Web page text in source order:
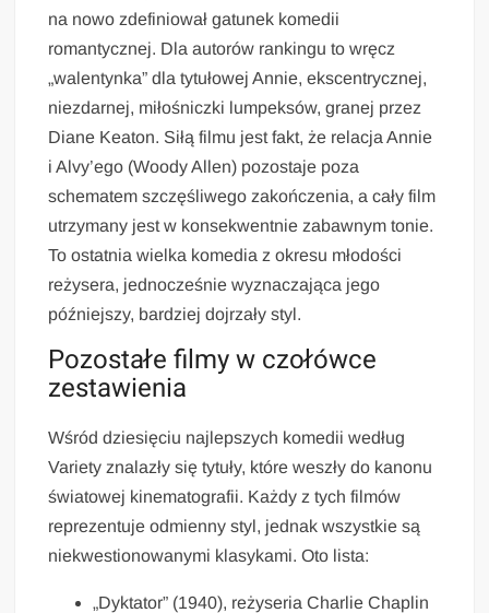
na nowo zdefiniował gatunek komedii
romantycznej. Dla autorów rankingu to wręcz
„walentynka” dla tytułowej Annie, ekscentrycznej,
niezdarnej, miłośniczki lumpeksów, granej przez
Diane Keaton. Siłą filmu jest fakt, że relacja Annie
i Alvy’ego (Woody Allen) pozostaje poza
schematem szczęśliwego zakończenia, a cały film
utrzymany jest w konsekwentnie zabawnym tonie.
To ostatnia wielka komedia z okresu młodości
reżysera, jednocześnie wyznaczająca jego
późniejszy, bardziej dojrzały styl.
Pozostałe filmy w czołówce
zestawienia
Wśród dziesięciu najlepszych komedii według
Variety znalazły się tytuły, które weszły do kanonu
światowej kinematografii. Każdy z tych filmów
reprezentuje odmienny styl, jednak wszystkie są
niekwestionowanymi klasykami. Oto lista:
„Dyktator” (1940), reżyseria Charlie Chaplin